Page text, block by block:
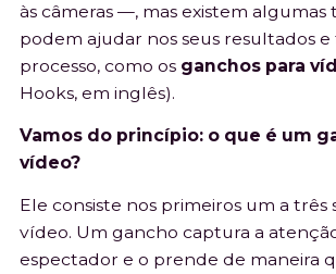
às câmeras —, mas existem algumas
podem ajudar nos seus resultados e
processo, como osganchos para
Hooks, em inglês).
Vamos do princípio: o que é um
vídeo?
Ele consiste nos primeiros um a três
vídeo. Um gancho captura a
espectador e o prende de maneira